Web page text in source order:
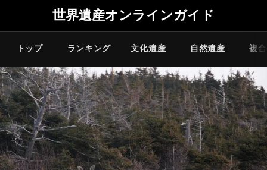
世界遺産オンラインガイド
トップ ランキング 文化遺産 自然遺産 複